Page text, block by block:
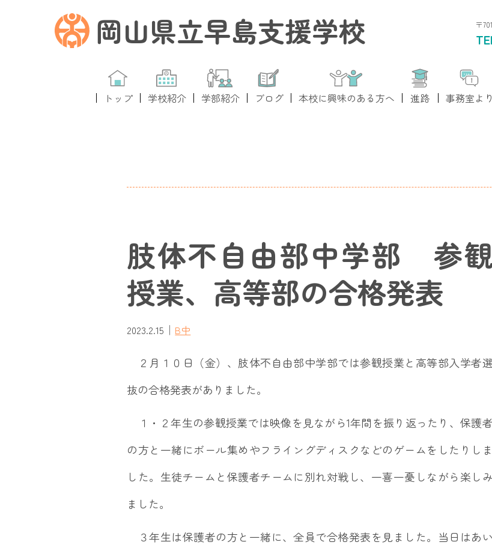
岡山県立早島支援学校 〒
トップ 学校紹介 学部紹介 ブログ 本校に興味のある方へ 進路 事務室より
肢体不自由部中学部 参
授業、高等部の合格発表
2023.2.15 ｜ B中
２月１０日（金）、肢体不自由部中学部では参観授業と高等部入学者選
抜の合格発表がありました。
１・２年生の参観授業では映像を見ながら1年間を振り返ったり、保護者
の方と一緒にボール集めやフライングディスクなどのゲームをしたりしま
した。生徒チームと保護者チームに別れ対戦し、一喜一憂しながら楽しみ
ました。
３年生は保護者の方と一緒に、全員で合格発表を見ました。当日はあい